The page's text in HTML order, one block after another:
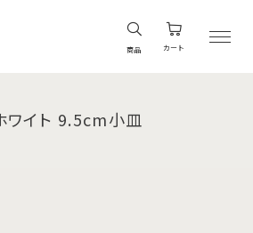
商品 カート
ワイト 9.5cm小皿